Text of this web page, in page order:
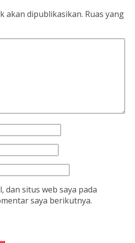
akan dipublikasikan. Ruas yang
dan situs web saya pada
saya berikutnya.